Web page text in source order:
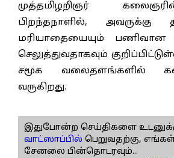
முத்தமிழறிஞர்
பிறந்தநாளில்,
மரியாதையையும் பணிவான
செலுத்துவதாகவும்
சமூக வலைதளங்களில்
வருகிறது.
இதுபோன்ற செய்திகளை
வாட்ஸாப்பில் பெறுவதற்கு,
சேனலை பின்தொடரவும்...